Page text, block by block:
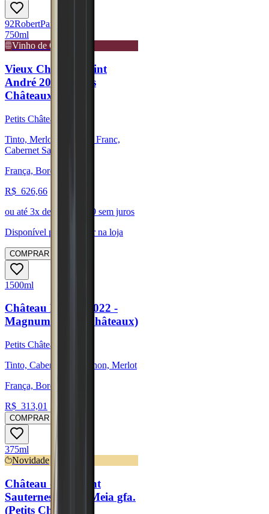
92RobertParker
750ml
Vinho de Guarda
Vieux Château Saint
André 2020 (Petits
Châteaux)
Petits Châteaux
Tinto, Merlot, Cabernet Franc,
Cabernet Sauvignon
França, Bordeaux
R$ 626,66
ou até 3x de R$ 208,89 sem juros
Disponível para:
Retirar na loja
COMPRAR
1500ml
Château Bel Air 2022 -
Magnum (Petits Châteaux)
Petits Châteaux
Tinto, Cabernet Sauvignon, Merlot
França, Bordeaux
R$ 313,01
COMPRAR
375ml
Novidade
Château du Levant
Sauternes 2019 - Meia gfa.
(Petits Châteaux)